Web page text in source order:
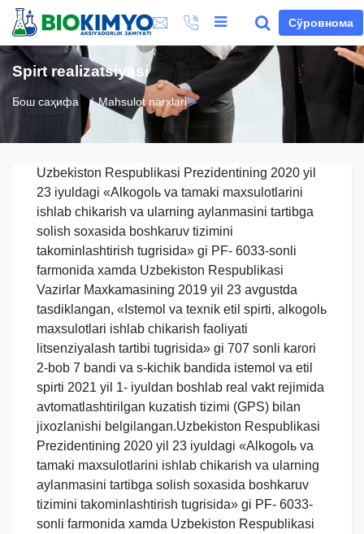
Сўровнома
Spirt realizatsiyasi
Бош саҳифа Mahsulot narxlari
Uzbekiston Respublikasi Prezidentining 2020 yil
23 iyuldagi «Аlkogolь va tamaki maxsulotlarini
ishlab chikarish va ularning aylanmasini tartibga
solish soxasida boshkaruv tizimini
takominlashtirish tugrisida» gi PF- 6033-sonli
farmonida xamda Uzbekiston Respublikasi
Vazirlar Maxkamasining 2019 yil 23 avgustda
tasdiklangan, «Istemol va texnik etil spirti, alkogolь
maxsulotlari ishlab chikarish faoliyati
litsenziyalash tartibi tugrisida» gi 707 sonli karori
2-bob 7 bandi va s-kichik bandida istemol va etil
spirti 2021 yil 1- iyuldan boshlab real vakt rejimida
avtomatlashtirilgan kuzatish tizimi (GPS) bilan
jixozlanishi belgilangan.Uzbekiston Respublikasi
Prezidentining 2020 yil 23 iyuldagi «Аlkogolь va
tamaki maxsulotlarini ishlab chikarish va ularning
aylanmasini tartibga solish soxasida boshkaruv
tizimini takominlashtirish tugrisida» gi PF- 6033-
sonli farmonida xamda Uzbekiston Respublikasi